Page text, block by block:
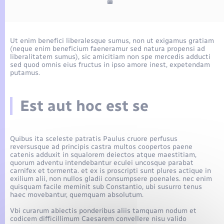
Plan interactif
Présentation de la commune
Actualités
Publications
La Communauté de communes
Parrainage civil
Recensement
Logement - Urbanisme
Nouvel habitant
Numérique
Organisation d’événement
Sécurité - Prévention
Ut enim benefici liberalesque sumus, non ut exigamus gratiam
(neque enim beneficium faeneramur sed natura propensi ad
liberalitatem sumus), sic amicitiam non spe mercedis adducti
sed quod omnis eius fructus in ipso amore inest, expetendam
putamus.
Est aut hoc est se
Quibus ita sceleste patratis Paulus cruore perfusus
reversusque ad principis castra multos coopertos paene
catenis adduxit in squalorem deiectos atque maestitiam,
quorum adventu intendebantur eculei uncosque parabat
carnifex et tormenta. et ex is proscripti sunt plures actique in
exilium alii, non nullos gladii consumpsere poenales. nec enim
quisquam facile meminit sub Constantio, ubi susurro tenus
haec movebantur, quemquam absolutum.
Vbi curarum abiectis ponderibus aliis tamquam nodum et
codicem difficillimum Caesarem convellere nisu valido